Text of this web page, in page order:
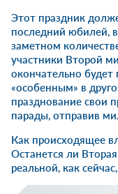
Этот праздник
последний юбилей,
заметном
участники Второй
окончательно
«особенным» в
празднование свои
парады, отправив
Как происходящее
Останется ли
реальной, как